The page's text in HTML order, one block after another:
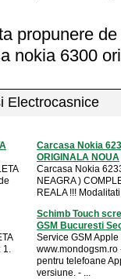
propunere
nokia 6300
Electrocasnice
Carcasa Nokia
ORIGINALA NOUA
Carcasa Nokia
NEAGRA )
REALA !!!
1.
Schimb Touch
GSM Bucuresti
Service GSM
www.mondogsm.ro
pentru telefoane
versiune. - ...